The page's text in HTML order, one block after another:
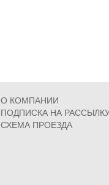
О КОМПАНИИ
ПОДПИСКА НА
СХЕМА ПРОЕЗДА